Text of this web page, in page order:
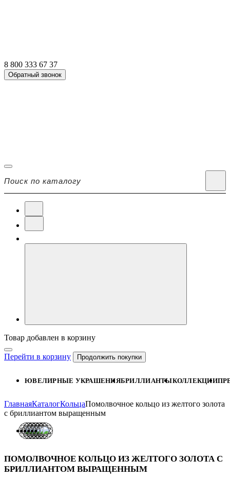
8 800 333 67 37
Обратный звонок
Товар добавлен в корзину
Перейти в корзину Продолжить покупки
ЮВЕЛИРНЫЕ УКРАШЕНИЯБРИЛЛИАНТЫКОЛЛЕКЦИИ
ГлавнаяКаталогКольцаПомолвочное кольцо из желтого золота
с бриллиантом выращенным
ПОМОЛВОЧНОЕ КОЛЬЦО ИЗ ЖЕЛТОГО ЗОЛОТА С
БРИЛЛИАНТОМ ВЫРАЩЕННЫМ